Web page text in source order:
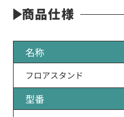
商品仕様
名称
フロアスタンド
型番